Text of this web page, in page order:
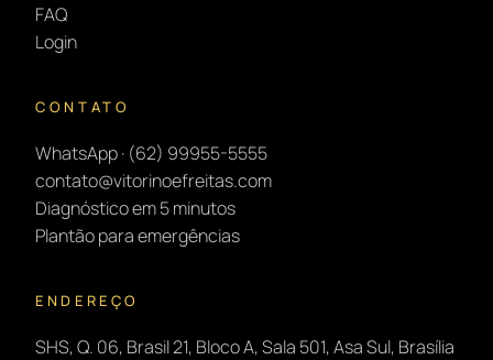
FAQ
Login
CONTATO
WhatsApp · (62) 99955-5555
contato@vitorinoefreitas.com
Diagnóstico em 5 minutos
Plantão para emergências
ENDEREÇO
SHS, Q. 06, Brasil 21, Bloco A, Sala 501, Asa Sul, Brasília